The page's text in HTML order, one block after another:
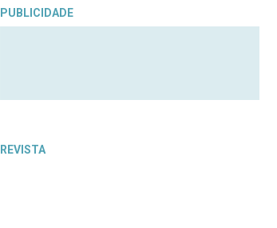
PUBLICIDADE
REVISTA